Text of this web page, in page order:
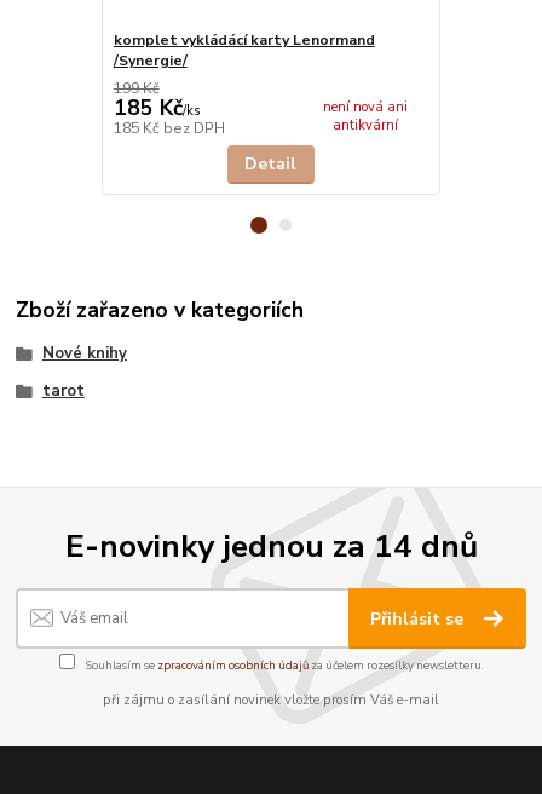
komplet vykládácí karty Lenormand
/Synergie/
199 Kč
185 Kč/ks
185 Kč bez DPH
není nová ani
antikvární
Detail
Zboží zařazeno v kategoriích
Nové knihy
tarot
E-novinky jednou za 14 dnů
Přihlásit se
Souhlasím se zpracováním osobních údajůza účelem rozesílky newsletteru.
při zájmu o zasílání novinek vložte prosím Váš e-mail